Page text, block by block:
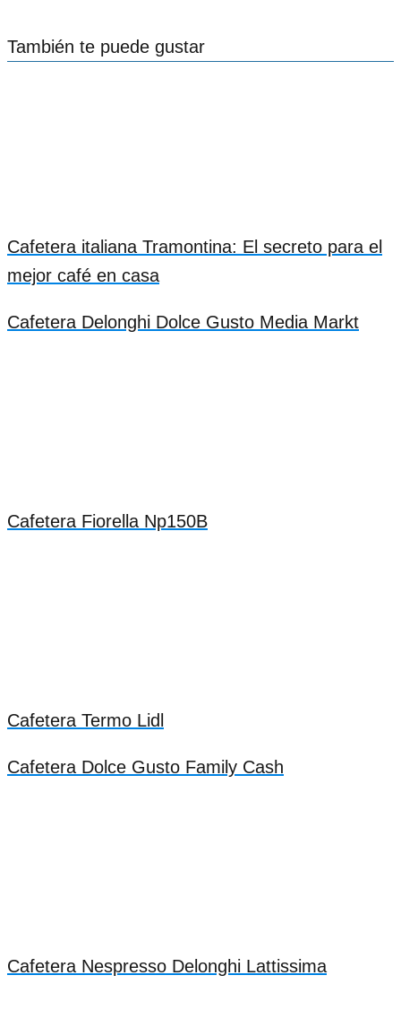
También te puede gustar
Cafetera italiana Tramontina: El secreto para el
mejor café en casa
Cafetera Delonghi Dolce Gusto Media Markt
Cafetera Fiorella Np150B
Cafetera Termo Lidl
Cafetera Dolce Gusto Family Cash
Cafetera Nespresso Delonghi Lattissima